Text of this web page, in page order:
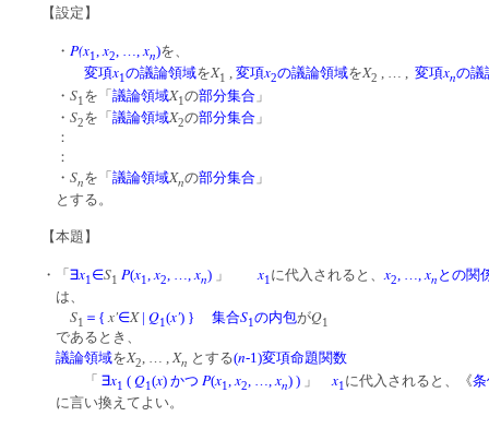
【設定】
・ P(x1 x2 xn)を、
変項x1の議論領域をX1 , 変項x2の議論領域をX2 , … , 変項xnの議
・ S1 を「 議論領域X1の部分集合 」
・ S2を「議論領域X2の部分集合 」
：
：
・ Snを「 議論領域Xnの部分集合 」
とする。
【本題】
・「 ∃x1 ∈S1 P(x1 x2 xn) 」 x1 に代入されると、 x2 xn との関
は、
S1 ＝ { x'∈X | Q1(x') } 集合S1の内包がQ1
であるとき、
議論領域をX2, … , Xn とする(n-1)変項命題関数
「 ∃x1 ( Q1(x) かつ P(x1 x2 xn) ) 」 x1 に代入されると、《
に言い換えてよい。